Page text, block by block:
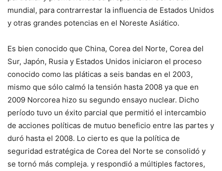
mundial, para contrarrestar la influencia de Estados Unidos
y otras grandes potencias en el Noreste Asiático.
Es bien conocido que China, Corea del Norte, Corea del
Sur, Japón, Rusia y Estados Unidos iniciaron el proceso
conocido como las pláticas a seis bandas en el 2003,
mismo que sólo calmó la tensión hasta 2008 ya que en
2009 Norcorea hizo su segundo ensayo nuclear. Dicho
período tuvo un éxito parcial que permitió el intercambio
de acciones políticas de mutuo beneficio entre las partes y
duró hasta el 2008. Lo cierto es que la política de
seguridad estratégica de Corea del Norte se consolidó y
se tornó más compleja. y respondió a múltiples factores,